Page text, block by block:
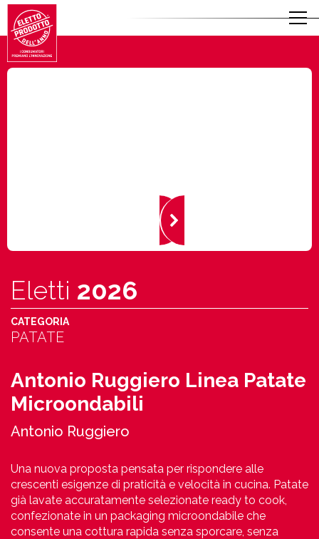
Eletti 2026
CATEGORIA
PATATE
Antonio Ruggiero Linea Patate
Microondabili
Antonio Ruggiero
Una nuova proposta pensata per rispondere alle
crescenti esigenze di praticità e velocità in cucina. Patate
già lavate accuratamente selezionate ready to cook,
confezionate in un packaging microondabile che
consente una cottura rapida senza sporcare, senza